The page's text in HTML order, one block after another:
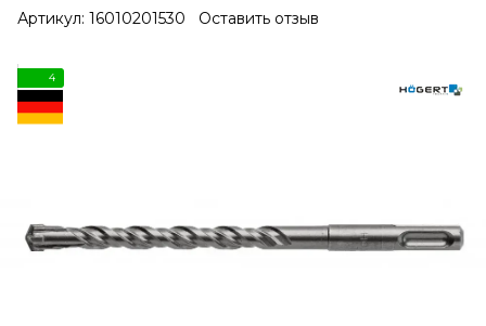
Артикул: 16010201530 Оставить отзыв
4